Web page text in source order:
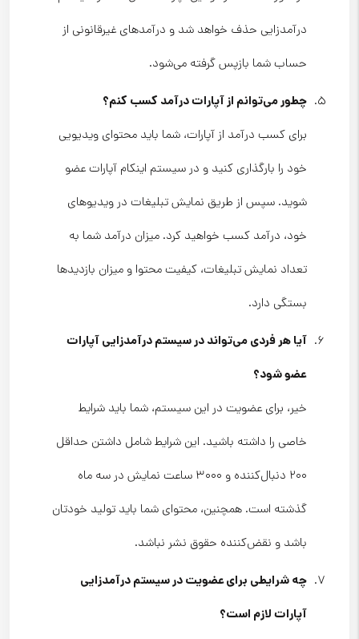
درآمدزایی حذف خواهد شد و درآمدهای غیرقانونی از
حساب شما بازپس گرفته می‌شود.
چطور می‌توانم از آپارات درآمد کسب کنم؟
برای کسب درآمد از آپارات، شما باید محتوای ویدیویی
خود را بارگذاری کنید و در سیستم اینکام آپارات عضو
شوید. سپس از طریق نمایش تبلیغات در ویدیوهای
خود، درآمد کسب خواهید کرد. میزان درآمد شما به
تعداد نمایش تبلیغات، کیفیت محتوا و میزان بازدیدها
بستگی دارد.
آیا هر فردی می‌تواند در سیستم درآمدزایی آپارات
عضو شود؟
خیر، برای عضویت در این سیستم، شما باید شرایط
خاصی را داشته باشید. این شرایط شامل داشتن حداقل
۲۰۰ دنبال‌کننده و ۳۰۰۰ ساعت نمایش در سه ماه
گذشته است. همچنین، محتوای شما باید تولید خودتان
باشد و نقض‌کننده حقوق نشر نباشد.
چه شرایطی برای عضویت در سیستم درآمدزایی
آپارات لازم است؟